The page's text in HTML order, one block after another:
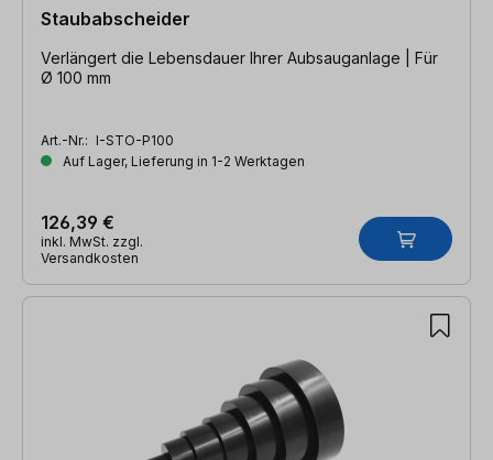
Staubabscheider
Verlängert die Lebensdauer Ihrer Aubsauganlage | Für
Ø 100 mm
Art.-Nr.: I-STO-P100
Auf Lager, Lieferung in 1-2 Werktagen
126,39 €
inkl. MwSt. zzgl.
Versandkosten